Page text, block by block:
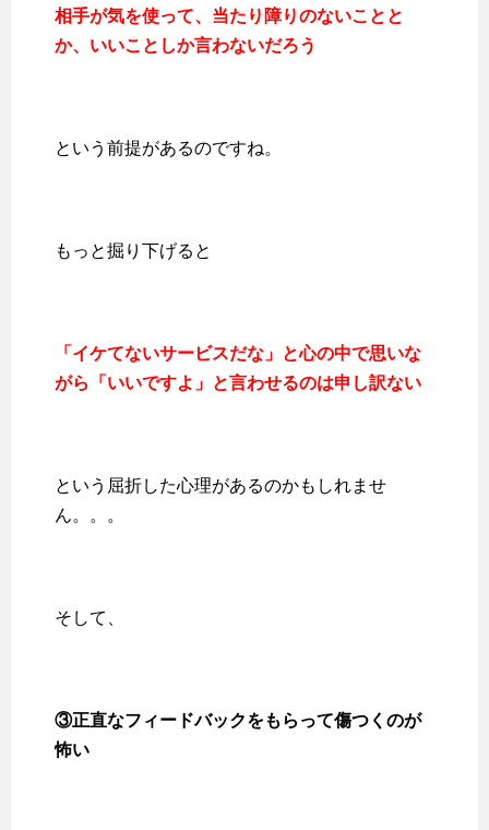
相手が気を使って、当たり障りのないことと
か、いいことしか言わないだろう
という前提があるのですね。
もっと掘り下げると
「イケてないサービスだな」と心の中で思いな
がら「いいですよ」と言わせるのは申し訳ない
という屈折した心理があるのかもしれませ
ん。。。
そして、
③正直なフィードバックをもらって傷つくのが
怖い